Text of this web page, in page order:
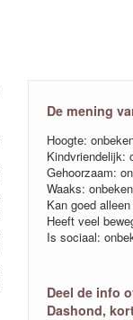
De mening
Hoogte:
Kindvriendelijk:
Gehoorzaam:
Waaks:
Kan goed
Heeft veel
Is sociaal:
Deel de info
Dashond,